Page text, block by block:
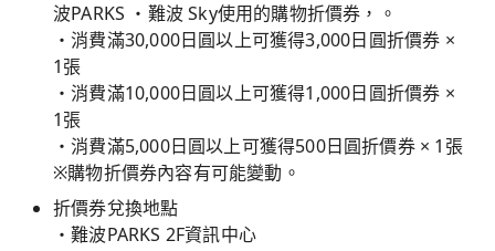
波PARKS ・難波 Sky使用的購物折價券，。
・消費滿30,000日圓以上可獲得3,000日圓折價券 ×
1張
・消費滿10,000日圓以上可獲得1,000日圓折價券 ×
1張
・消費滿5,000日圓以上可獲得500日圓折價券 × 1張
※購物折價券內容有可能變動。
折價券兌換地點
・難波PARKS 2F資訊中心